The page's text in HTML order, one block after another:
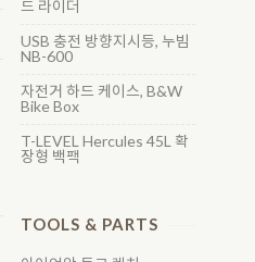
드 라이더
USB 충전 방향지시등, 누빔
NB-600
자전거 하드 케이스, B&W
Bike Box
T-LEVEL Hercules 45L 확
장형 백팩
TOOLS & PARTS